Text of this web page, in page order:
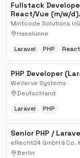
Fullstack
React/Vue (m/w/
LilyLifestyle Jobs
Mintcode Solutions UG
Haselünne
Laravel PHP React
PHP Developer
WeVerve Systems
Deutschland
Laravel PHP
Senior PHP /
eRecht24 GmbH & Co.
Berlin